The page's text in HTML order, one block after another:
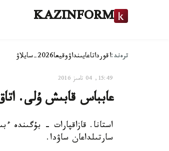
KAZINFORM
ترەند:اقورداتاعايىنداۋوقيعا2026-سايلاۋ
15:49, 04 تامىز 2016
عابباس قابىش ۇلى.
استانا. قازاقپارات -
سارتىلداعان ساۋدا.